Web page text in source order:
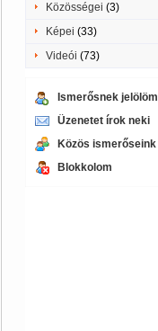
Közösségei (3)
Képei (33)
Videói (73)
Ismerősnek jelölöm
Üzenetet írok neki
Közös ismerőseink
Blokkolom